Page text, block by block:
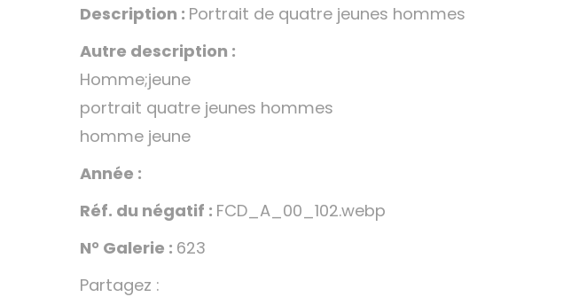
Description : Portrait de quatre jeunes hommes
Autre description :
Homme;jeune
portrait quatre jeunes hommes
homme jeune
Année :
Réf. du négatif : FCD_A_00_102.webp
N° Galerie : 623
Partagez :